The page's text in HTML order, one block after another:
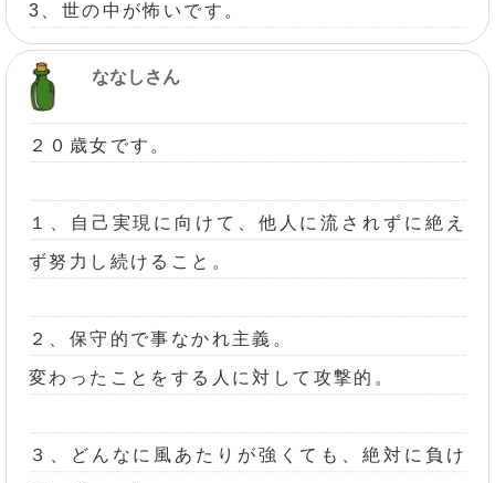
3、世の中が怖いです。
ななしさん
２０歳女です。
１、自己実現に向けて、他人に流されずに絶え
ず努力し続けること。
２、保守的で事なかれ主義。
変わったことをする人に対して攻撃的。
３、どんなに風あたりが強くても、絶対に負け